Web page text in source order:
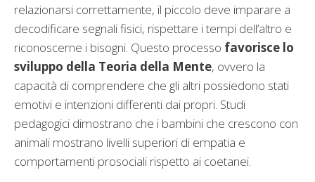
relazionarsi correttamente, il piccolo deve imparare a
decodificare segnali fisici, rispettare i tempi dell’altro e
riconoscerne i bisogni. Questo processo favorisce lo
sviluppo della Teoria della Mente, ovvero la
capacità di comprendere che gli altri possiedono stati
emotivi e intenzioni differenti dai propri. Studi
pedagogici dimostrano che i bambini che crescono con
animali mostrano livelli superiori di empatia e
comportamenti prosociali rispetto ai coetanei.